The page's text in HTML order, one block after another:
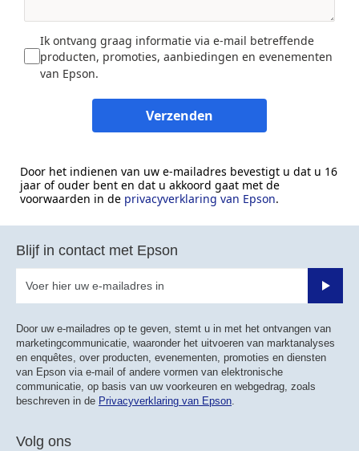
Ik ontvang graag informatie via e-mail betreffende
producten, promoties, aanbiedingen en evenementen
van Epson.
Verzenden
Door het indienen van uw e-mailadres bevestigt u dat u 16
jaar of ouder bent en dat u akkoord gaat met de
voorwaarden in de privacyverklaring van Epson.
Blijf in contact met Epson
Door uw e-mailadres op te geven, stemt u in met het ontvangen van
marketingcommunicatie, waaronder het uitvoeren van marktanalyses
en enquêtes, over producten, evenementen, promoties en diensten
van Epson via e-mail of andere vormen van elektronische
communicatie, op basis van uw voorkeuren en webgedrag, zoals
beschreven in de Privacyverklaring van Epson.
Volg ons